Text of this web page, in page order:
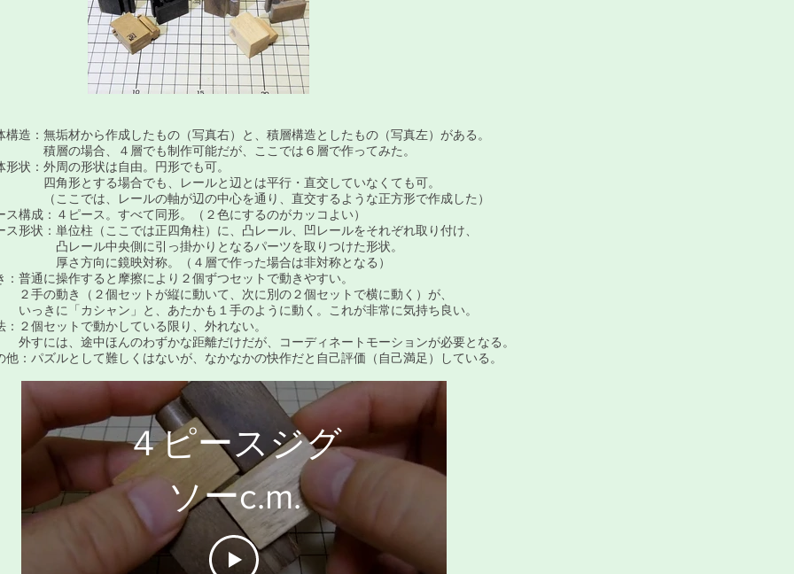
構造：無垢材から作成したもの（写真右）と、積層構造としたもの（写真左）がある。
層の場合、４層でも制作可能だが、ここでは６層で作ってみた。
形状：外周の形状は自由。円形でも可。
角形とする場合でも、レールと辺とは平行・直交していなくても可。
こでは、レールの軸が辺の中心を通り、直交するような正方形で作成した）
ス構成：４ピース。すべて同形。（２色にするのがカッコよい）
ス形状：単位柱（ここでは正四角柱）に、凸レール、凹レールをそれぞれ取り付け、
レール中央側に引っ掛かりとなるパーツを取りつけた形状。
さ方向に鏡映対称。（４層で作った場合は非対称となる）
：普通に操作すると摩擦により２個ずつセットで動きやすい。
の動き（２個セットが縦に動いて、次に別の２個セットで横に動く）が、
きに「カシャン」と、あたかも１手のように動く。これが非常に気持ち良い。
：２個セットで動かしている限り、外れない。
には、途中ほんのわずかな距離だけだが、コーディネートモーションが必要となる。
他：パズルとして難しくはないが、なかなかの快作だと自己評価（自己満足）している。​
４ピースジグ
ソーc.m.